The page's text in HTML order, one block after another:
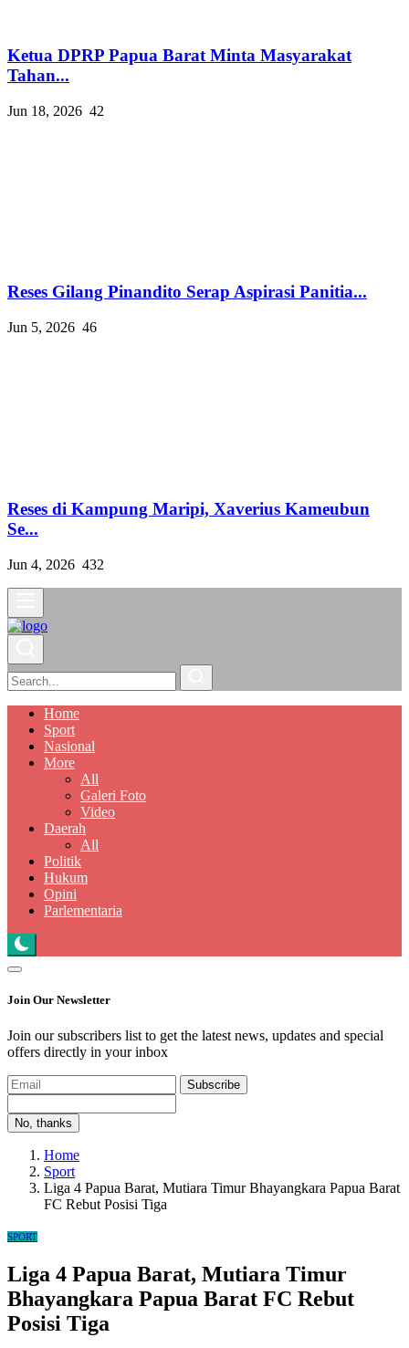
Ketua DPRP Papua Barat Minta Masyarakat
Tahan...
Jun 18, 2026 42
Reses Gilang Pinandito Serap Aspirasi Panitia...
Jun 5, 2026 46
Reses di Kampung Maripi, Xaverius Kameubun
Se...
Jun 4, 2026 432
Home
Sport
Nasional
More
All
Galeri Foto
Video
Daerah
All
Politik
Hukum
Opini
Parlementaria
Join Our Newsletter
Join our subscribers list to get the latest news, updates and special
offers directly in your inbox
Subscribe
No, thanks
Home
Sport
Liga 4 Papua Barat, Mutiara Timur Bhayangkara Papua Barat
FC Rebut Posisi Tiga
SPORT
Liga 4 Papua Barat, Mutiara Timur
Bhayangkara Papua Barat FC Rebut
Posisi Tiga